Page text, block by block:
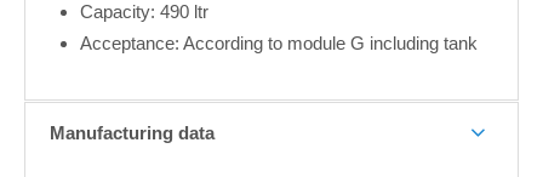
Capacity: 490 ltr
Acceptance: According to module G including tank
Manufacturing data